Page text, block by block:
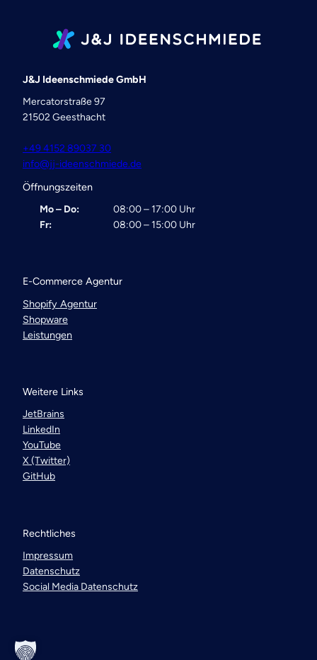
J&J Ideenschmiede GmbH
Mercatorstraße 97
21502 Geesthacht
+49 4152 89037 30
info@jj-ideenschmiede.de
Öffnungszeiten
Mo – Do:
Fr:
08:00 – 17:00 Uhr
08:00 – 15:00 Uhr
E-Commerce Agentur
Shopify Agentur
Shopware
Leistungen
Weitere Links
JetBrains
LinkedIn
YouTube
X (Twitter)
GitHub
Rechtliches
Impressum
Datenschutz
Social Media Datenschutz